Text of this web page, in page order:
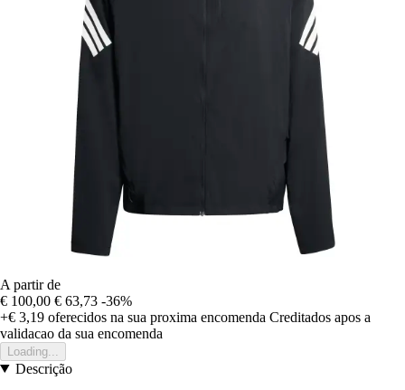
A partir de
€ 100,00 € 63,73 -36%
+€ 3,19 oferecidos na sua proxima encomenda Creditados apos a
validacao da sua encomenda
Loading...
Descrição